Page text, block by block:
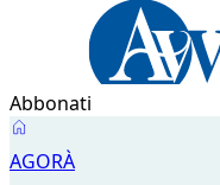
Abbonati
AGORÀ